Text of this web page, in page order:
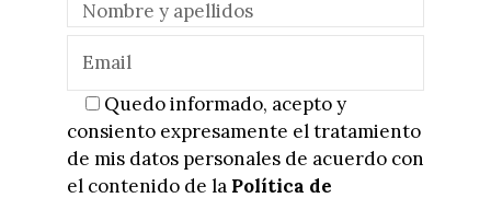
Quedo informado, acepto y
consiento expresamente el tratamiento
de mis datos personales de acuerdo con
el contenido de la Política de